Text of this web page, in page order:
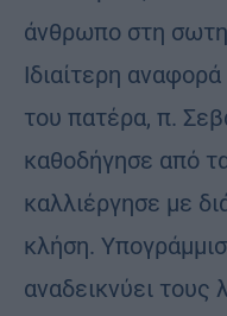
άνθρωπο στη
Ιδιαίτερη
του πατέρα, π.
καθοδήγησε από
καλλιέργησε με
κλήση.
αναδεικνύει τους